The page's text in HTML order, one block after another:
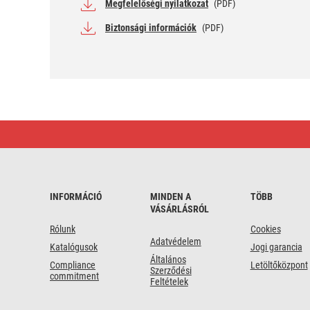
Megfelelőségi nyilatkozat (PDF)
Biztonsági információk (PDF)
350mm
INFORMÁCIÓ
Rólunk
Katalógusok
Compliance
commitment
MINDEN A
VÁSÁRLÁSRÓL
Adatvédelem
Általános
Szerződési
Feltételek
TÖBB
Cookies
Jogi garancia
Letöltőközpont